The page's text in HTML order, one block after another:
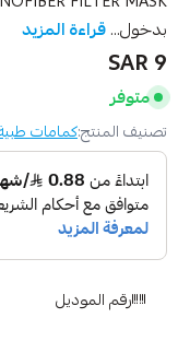
بدخول...قراءة المزيد
9 SAR
متوفر
تصنيف المنتج:كمامات
رقم الموديل